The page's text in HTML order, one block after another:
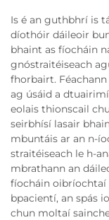
Is é an guthbhrí is
díothóir dáileoir
bhaint as fíocháin
gnóstraitéiseach
fhorbairt.
ag úsáid a
eolais thionscail
seirbhísí lasair
mbuntáis ar an n-
straitéiseach le h-
mbrathann an
fíocháin oibríochtaí
bpacientí, an spás
chun moltaí